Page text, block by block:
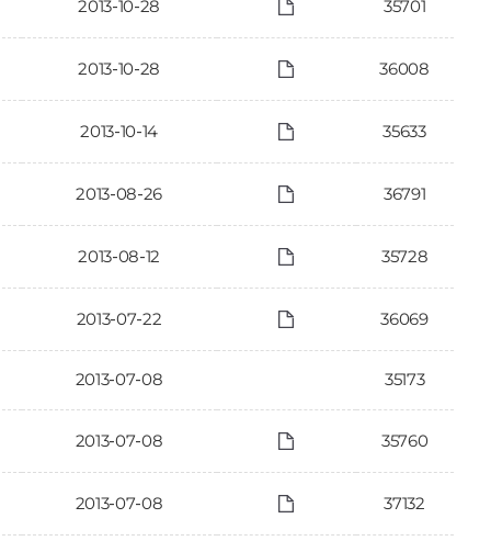
2013-10-28 35701
2013-10-28 36008
2013-10-14 35633
2013-08-26 36791
2013-08-12 35728
2013-07-22 36069
2013-07-08 35173
2013-07-08 35760
2013-07-08 37132